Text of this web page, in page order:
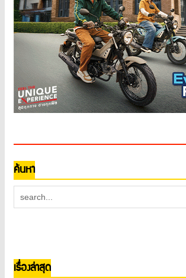
ค้นหา
เรื่องล่าสุด